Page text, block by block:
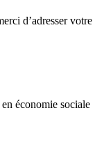
d’adresser votre
économie sociale